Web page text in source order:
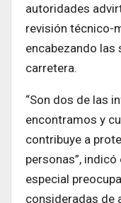
autoridades
revisión técnico-
encabezando las
carretera.
“Son dos de las
encontramos y
contribuye a
personas”,
especial
consideradas de